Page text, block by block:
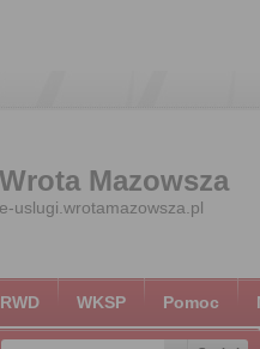
Wrota Mazowsza
e-uslugi.wrotamazowsza.pl
RWD WKSP Pomoc